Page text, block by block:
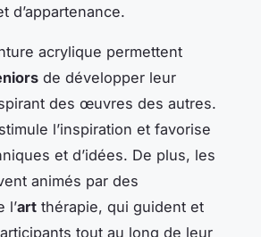
d’appartenance.
acrylique permettent
de développer leur
des œuvres des autres.
l’inspiration et favorise
et d’idées. De plus, les
animés par des
l’art thérapie, qui guident et
tout au long de leur